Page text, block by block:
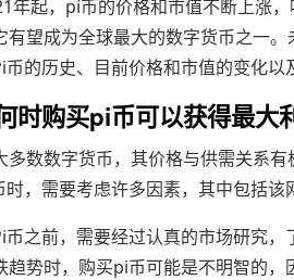
年起，pi币的价格和市值不断上涨
有望成为全球最大的数字货币之一
币的历史、目前价格和市值的变化以
时购买pi币可以获得最大
多数数字货币，其价格与供需关系
时，需要考虑许多因素，其中包括该
币之前，需要经过认真的市场研究
趋势时，购买pi币可能是不明智的